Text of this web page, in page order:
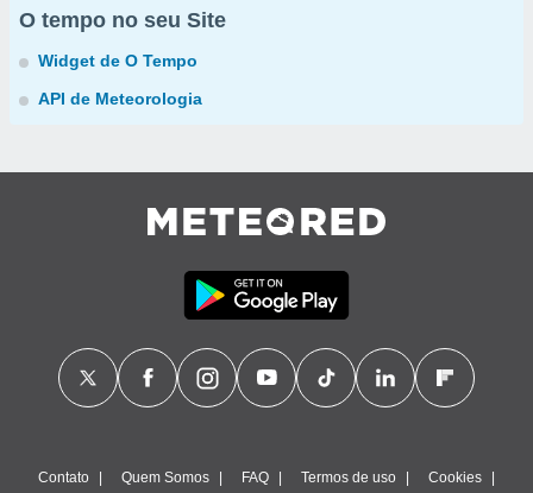
O tempo no seu Site
Widget de O Tempo
API de Meteorologia
Contato Quem Somos FAQ Termos de uso Cookies